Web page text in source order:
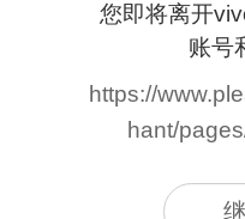
您即将离开
账号
https://
hant/